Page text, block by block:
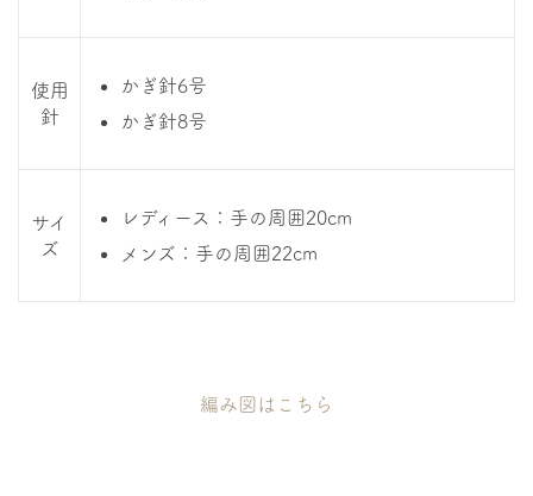
使用
針
かぎ針6号
かぎ針8号
サイ
ズ
レディース：手の周囲20cm
メンズ：手の周囲22cm
編み図はこちら